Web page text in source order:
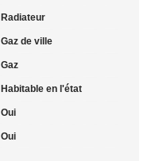
Radiateur
Gaz de ville
Gaz
Habitable en l'état
Oui
Oui